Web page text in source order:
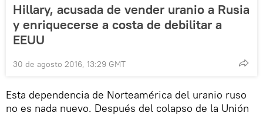
Hillary, acusada de vender uranio a Rusia
y enriquecerse a costa de debilitar a
EEUU
30 de agosto 2016, 13:29 GMT
Esta dependencia de Norteamérica del uranio ruso
no es nada nuevo. Después del colapso de la Unión